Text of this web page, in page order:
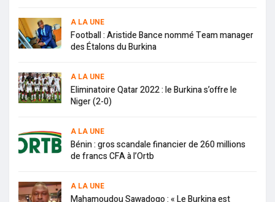
A LA UNE
Football : Aristide Bance nommé Team manager
des Étalons du Burkina
A LA UNE
Eliminatoire Qatar 2022 : le Burkina s’offre le
Niger (2-0)
A LA UNE
Bénin : gros scandale financier de 260 millions
de francs CFA à l’Ortb
A LA UNE
Mahamoudou Sawadogo : « Le Burkina est